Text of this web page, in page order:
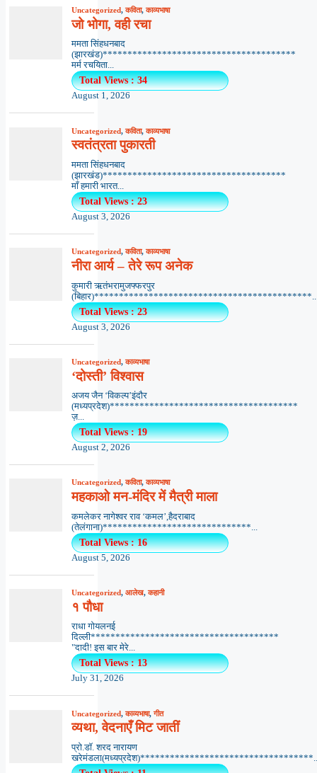
Uncategorized,कविता,काव्यभाषा
जो भोगा, वही रचा
ममता सिंहधनबाद
(झारखंड)***************************************
मर्म रचयिता...
Total Views : 34
August 1, 2026
Uncategorized,कविता,काव्यभाषा
स्वतंत्रता पुकारती
ममता सिंहधनबाद
(झारखंड)*************************************
माँ हमारी भारत...
Total Views : 23
August 3, 2026
Uncategorized,कविता,काव्यभाषा
नीरा आर्य – तेरे रूप अनेक
कुमारी ऋतंभरामुजफ्फरपुर
Total Views : 23
August 3, 2026
Uncategorized,काव्यभाषा
‘दोस्ती’ विश्वास
अजय जैन ‘विकल्प’इंदौर
(मध्यप्रदेश)**************************************
ज़...
Total Views : 19
August 2, 2026
Uncategorized,कविता,काव्यभाषा
महकाओ मन-मंदिर में मैत्री माला
कमलेकर नागेश्वर राव ‘कमल’,हैदराबाद
(तेलंगाना)******************************...
Total Views : 16
August 5, 2026
Uncategorized, आलेख,कहानी
१ पौधा
राधा गोयलनई
दिल्ली**************************************
"दादी! इस बार मेरे...
Total Views : 13
July 31, 2026
Uncategorized,काव्यभाषा,गीत
व्यथा, वेदनाएँ मिट जातीं
प्रो.डॉ. शरद नारायण